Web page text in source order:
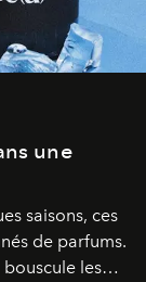
une
saisons, ces
de parfums.
les